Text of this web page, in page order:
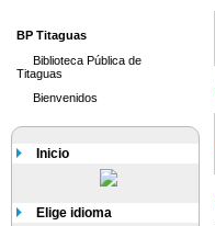
BP Titaguas
Biblioteca Pública de
Titaguas
Bienvenidos
Inicio
Elige idioma